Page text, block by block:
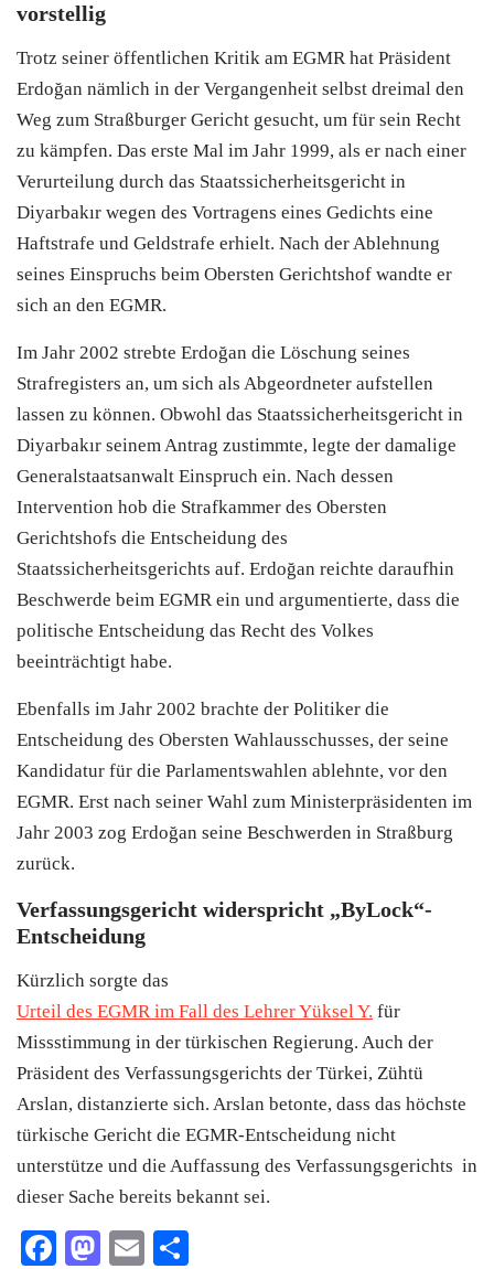
vorstellig
Trotz seiner öffentlichen Kritik am EGMR hat Präsident
Erdoğan nämlich in der Vergangenheit selbst dreimal den
Weg zum Straßburger Gericht gesucht, um für sein Recht
zu kämpfen. Das erste Mal im Jahr 1999, als er nach einer
Verurteilung durch das Staatssicherheitsgericht in
Diyarbakır wegen des Vortragens eines Gedichts eine
Haftstrafe und Geldstrafe erhielt. Nach der Ablehnung
seines Einspruchs beim Obersten Gerichtshof wandte er
sich an den EGMR.
Im Jahr 2002 strebte Erdoğan die Löschung seines
Strafregisters an, um sich als Abgeordneter aufstellen
lassen zu können. Obwohl das Staatssicherheitsgericht in
Diyarbakır seinem Antrag zustimmte, legte der damalige
Generalstaatsanwalt Einspruch ein. Nach dessen
Intervention hob die Strafkammer des Obersten
Gerichtshofs die Entscheidung des
Staatssicherheitsgerichts auf. Erdoğan reichte daraufhin
Beschwerde beim EGMR ein und argumentierte, dass die
politische Entscheidung das Recht des Volkes
beeinträchtigt habe.
Ebenfalls im Jahr 2002 brachte der Politiker die
Entscheidung des Obersten Wahlausschusses, der seine
Kandidatur für die Parlamentswahlen ablehnte, vor den
EGMR. Erst nach seiner Wahl zum Ministerpräsidenten im
Jahr 2003 zog Erdoğan seine Beschwerden in Straßburg
zurück.
Verfassungsgericht widerspricht „ByLock“-
Entscheidung
Kürzlich sorgte das
Urteil des EGMR im Fall des Lehrer Yüksel Y. für
Missstimmung in der türkischen Regierung. Auch der
Präsident des Verfassungsgerichts der Türkei, Zühtü
Arslan, distanzierte sich. Arslan betonte, dass das höchste
türkische Gericht die EGMR-Entscheidung nicht
unterstütze und die Auffassung des Verfassungsgerichts in
dieser Sache bereits bekannt sei.
Facebook
Mastodon
Email